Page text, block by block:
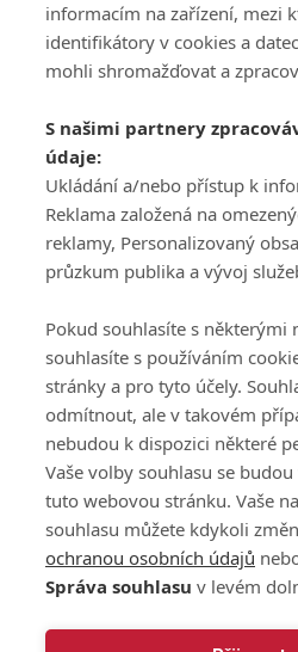
informacím na zařízení, mezi
identifikátory v cookies a
mohli shromažďovat a
S našimi partnery
údaje:
Ukládání a/nebo přístup k
Reklama založená na
reklamy, Personalizovaný
průzkum publika a vývoj
Pokud souhlasíte s některými
souhlasíte s používáním
stránky a pro tyto účely.
odmítnout, ale v takovém
nebudou k dispozici některé
Vaše volby souhlasu se
tuto webovou stránku. Vaše
souhlasu můžete kdykoli
ochranou osobních údajů
Správa souhlasu v levém
Všeobecné obchodní
podmínky služby
GolfExtra.cz Premium
Podmínky zpracování
osobních údajů při
GolfExtra
Ceník GolfExtra.cz
Premium
Doporučené odkazy
Editor
Honza Fait
+420 723 898 969
fait@golfextra.cz